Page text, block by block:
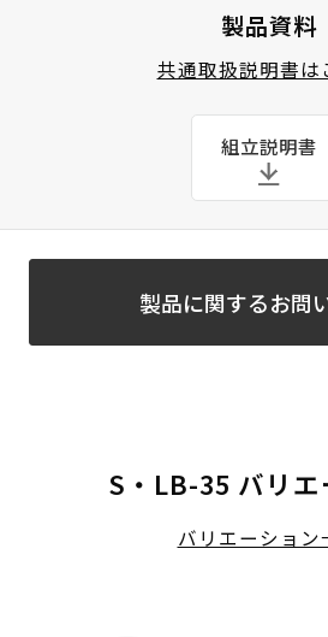
製品資料
共通取扱説明書は
組立説明書
製品に関するお問
S・LB-35 バリエ
バリエーション